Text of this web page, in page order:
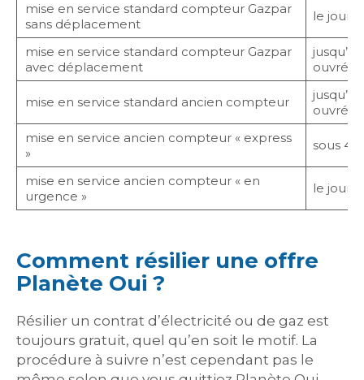
mise en service standard compteur Gazpar
sans déplacement
le jour
mise en service standard compteur Gazpar
avec déplacement
jusqu’à
ouvrés
mise en service standard ancien compteur
jusqu’à
ouvrés
mise en service ancien compteur « express
»
sous
mise en service ancien compteur « en
urgence »
le jour
Comment résilier une offre
Planète Oui ?
Résilier un contrat d’électricité ou de gaz est
toujours gratuit, quel qu’en soit le motif. La
procédure à suivre n’est cependant pas le